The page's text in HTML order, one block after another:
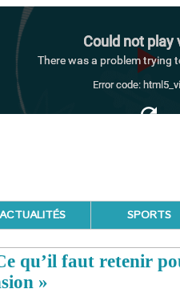
ACTUALITÉS SPORTS
qu’il faut retenir
»